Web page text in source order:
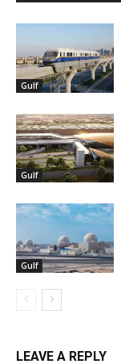
Gulf
Gulf
Gulf
LEAVE A REPLY